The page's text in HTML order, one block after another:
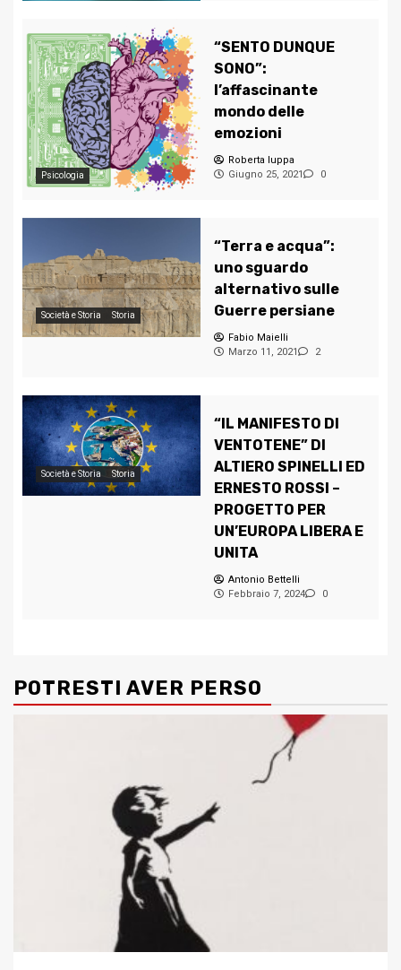
Psicologia
“SENTO DUNQUE
SONO”:
l’affascinante
mondo delle
emozioni
Roberta Iuppa
Giugno 25, 2021
0
Società e Storia Storia
“Terra e acqua”:
uno sguardo
alternativo sulle
Guerre persiane
Fabio Maielli
Marzo 11, 2021
2
Società e Storia Storia
“IL MANIFESTO DI
VENTOTENE” DI
ALTIERO SPINELLI ED
ERNESTO ROSSI –
PROGETTO PER
UN’EUROPA LIBERA E
UNITA
Antonio Bettelli
Febbraio 7, 2024
0
POTRESTI AVER PERSO